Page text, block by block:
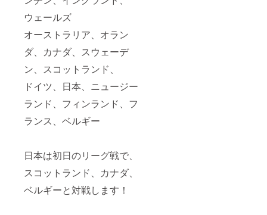
ウェールズ
オーストラリア、オラン
ダ、カナダ、スウェーデ
ン、スコットランド、
ドイツ、日本、ニュージー
ランド、フィンランド、フ
ランス、ベルギー
日本は初日のリーグ戦で、
スコットランド、カナダ、
ベルギーと対戦します！